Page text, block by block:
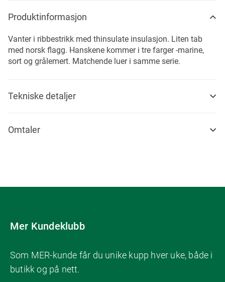
Produktinformasjon
Vanter i ribbestrikk med thinsulate insulasjon. Liten tab
med norsk flagg. Hanskene kommer i tre farger -marine,
sort og grålemert. Matchende luer i samme serie.
Tekniske detaljer
Omtaler
Mer Kundeklubb
Som MER-kunde får du unike kupp hver uke, både i
butikk og på nett.